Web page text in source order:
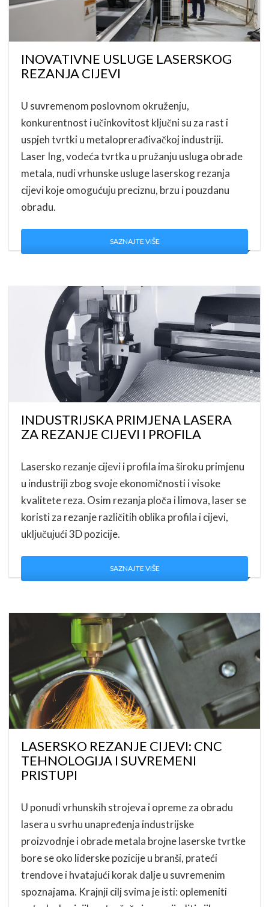
INOVATIVNE USLUGE LASERSKOG
REZANJA CIJEVI
U suvremenom poslovnom okruženju,
konkurentnost i učinkovitost ključni su za rast i
uspjeh tvrtki u metaloprerađivačkoj industriji.
Laser Ing, vodeća tvrtka u pružanju usluga obrade
metala, nudi vrhunske usluge laserskog rezanja
cijevi koje omogućuju preciznu, brzu i pouzdanu
obradu.
SAZNAJTE VIŠE
INDUSTRIJSKA PRIMJENA LASERA
ZA REZANJE CIJEVI I PROFILA
Lasersko rezanje cijevi i profila ima široku primjenu
u industriji zbog svoje ekonomičnosti i visoke
kvalitete reza. Osim rezanja ploča i limova, laser se
koristi za rezanje različitih oblika profila i cijevi,
uključujući 3D pozicije.
SAZNAJTE VIŠE
LASERSKO REZANJE CIJEVI: CNC
TEHNOLOGIJA I SUVREMENI
PRISTUPI
U ponudi vrhunskih strojeva i opreme za obradu
lasera u svrhu unapređenja industrijske
proizvodnje i obrade metala brojne laserske tvrtke
bore se oko liderske pozicije u branši, prateći
trendove i hvatajući korak dalje u suvremenim
spoznajama. Krajnji cilj svima je isti: oplemeniti